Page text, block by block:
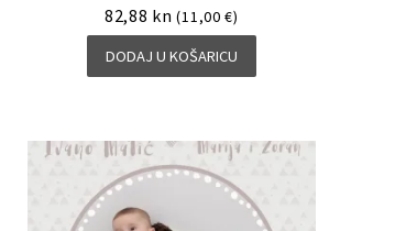
82,88 kn (11,00 €)
DODAJ U KOŠARICU